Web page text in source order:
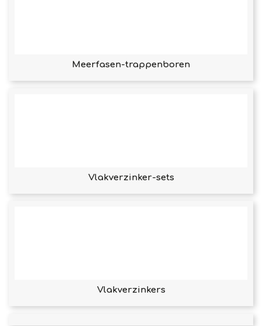
Meerfasen-trappenboren
Vlakverzinker-sets
Vlakverzinkers